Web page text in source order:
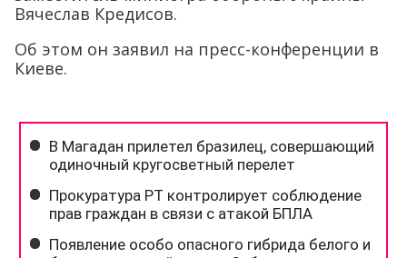
Вячеслав Кредисов.
Об этом он заявил на пресс-конференции в
Киеве.